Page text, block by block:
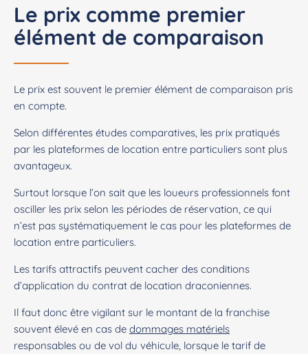
Le prix comme premier
élément de comparaison
Le prix est souvent le premier élément de comparaison pris
en compte.
Selon différentes études comparatives, les prix pratiqués
par les plateformes de location entre particuliers sont plus
avantageux.
Surtout lorsque l’on sait que les loueurs professionnels font
osciller les prix selon les périodes de réservation, ce qui
n’est pas systématiquement le cas pour les plateformes de
location entre particuliers.
Les tarifs attractifs peuvent cacher des conditions
d’application du contrat de location draconiennes.
Il faut donc être vigilant sur le montant de la franchise
souvent élevé en cas de dommages matériels
responsables ou de vol du véhicule, lorsque le tarif de